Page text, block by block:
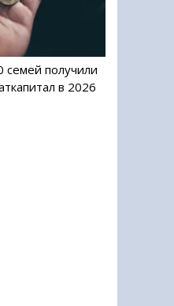
получили
в 2026